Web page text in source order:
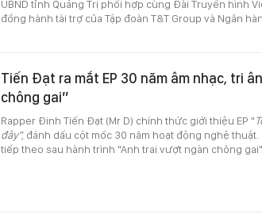
UBND tỉnh Quảng Trị phối hợp cùng Đài Truyền hình
đồng hành tài trợ của Tập đoàn T&T Group và Ngân
Tiến Đạt ra mắt EP 30 năm âm nhạc, tri
chông gai”
Rapper Đinh Tiến Đạt (Mr D) chính thức giới thiệu EP "
đây", đánh dấu cột mốc 30 năm hoạt động nghệ
tiếp theo sau hành trình "Anh trai vượt ngàn chông